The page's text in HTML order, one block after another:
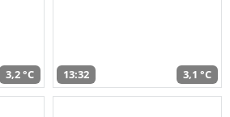
3,2 °C 13:32 3,1 °C